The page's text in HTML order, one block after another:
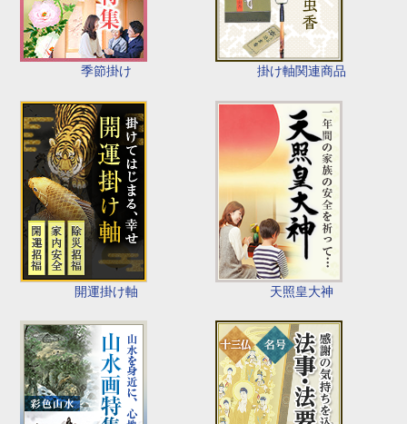
季節掛け 掛け軸関連商品
開運掛け軸 天照皇大神